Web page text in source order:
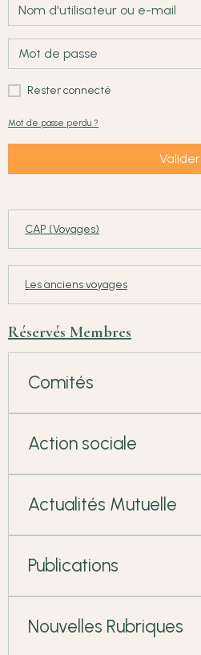
Rester connecté
Mot de passe perdu ?
Valider
CAP (Voyages)
Les anciens voyages
Réservés Membres
Comités
Action sociale
Actualités Mutuelle
Publications
Nouvelles Rubriques